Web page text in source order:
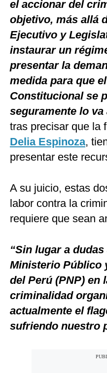
el accionar del
objetivo, más allá
Ejecutivo y
instaurar un
presentar la
medida para que
Constitucional se
seguramente lo va
tras precisar que la
Delia Espinoza,
presentar este
A su juicio, estas
labor contra la
requiere que sean
“Sin lugar a
Ministerio Público
del Perú (PNP) en
criminalidad
actualmente el
sufriendo nuestro